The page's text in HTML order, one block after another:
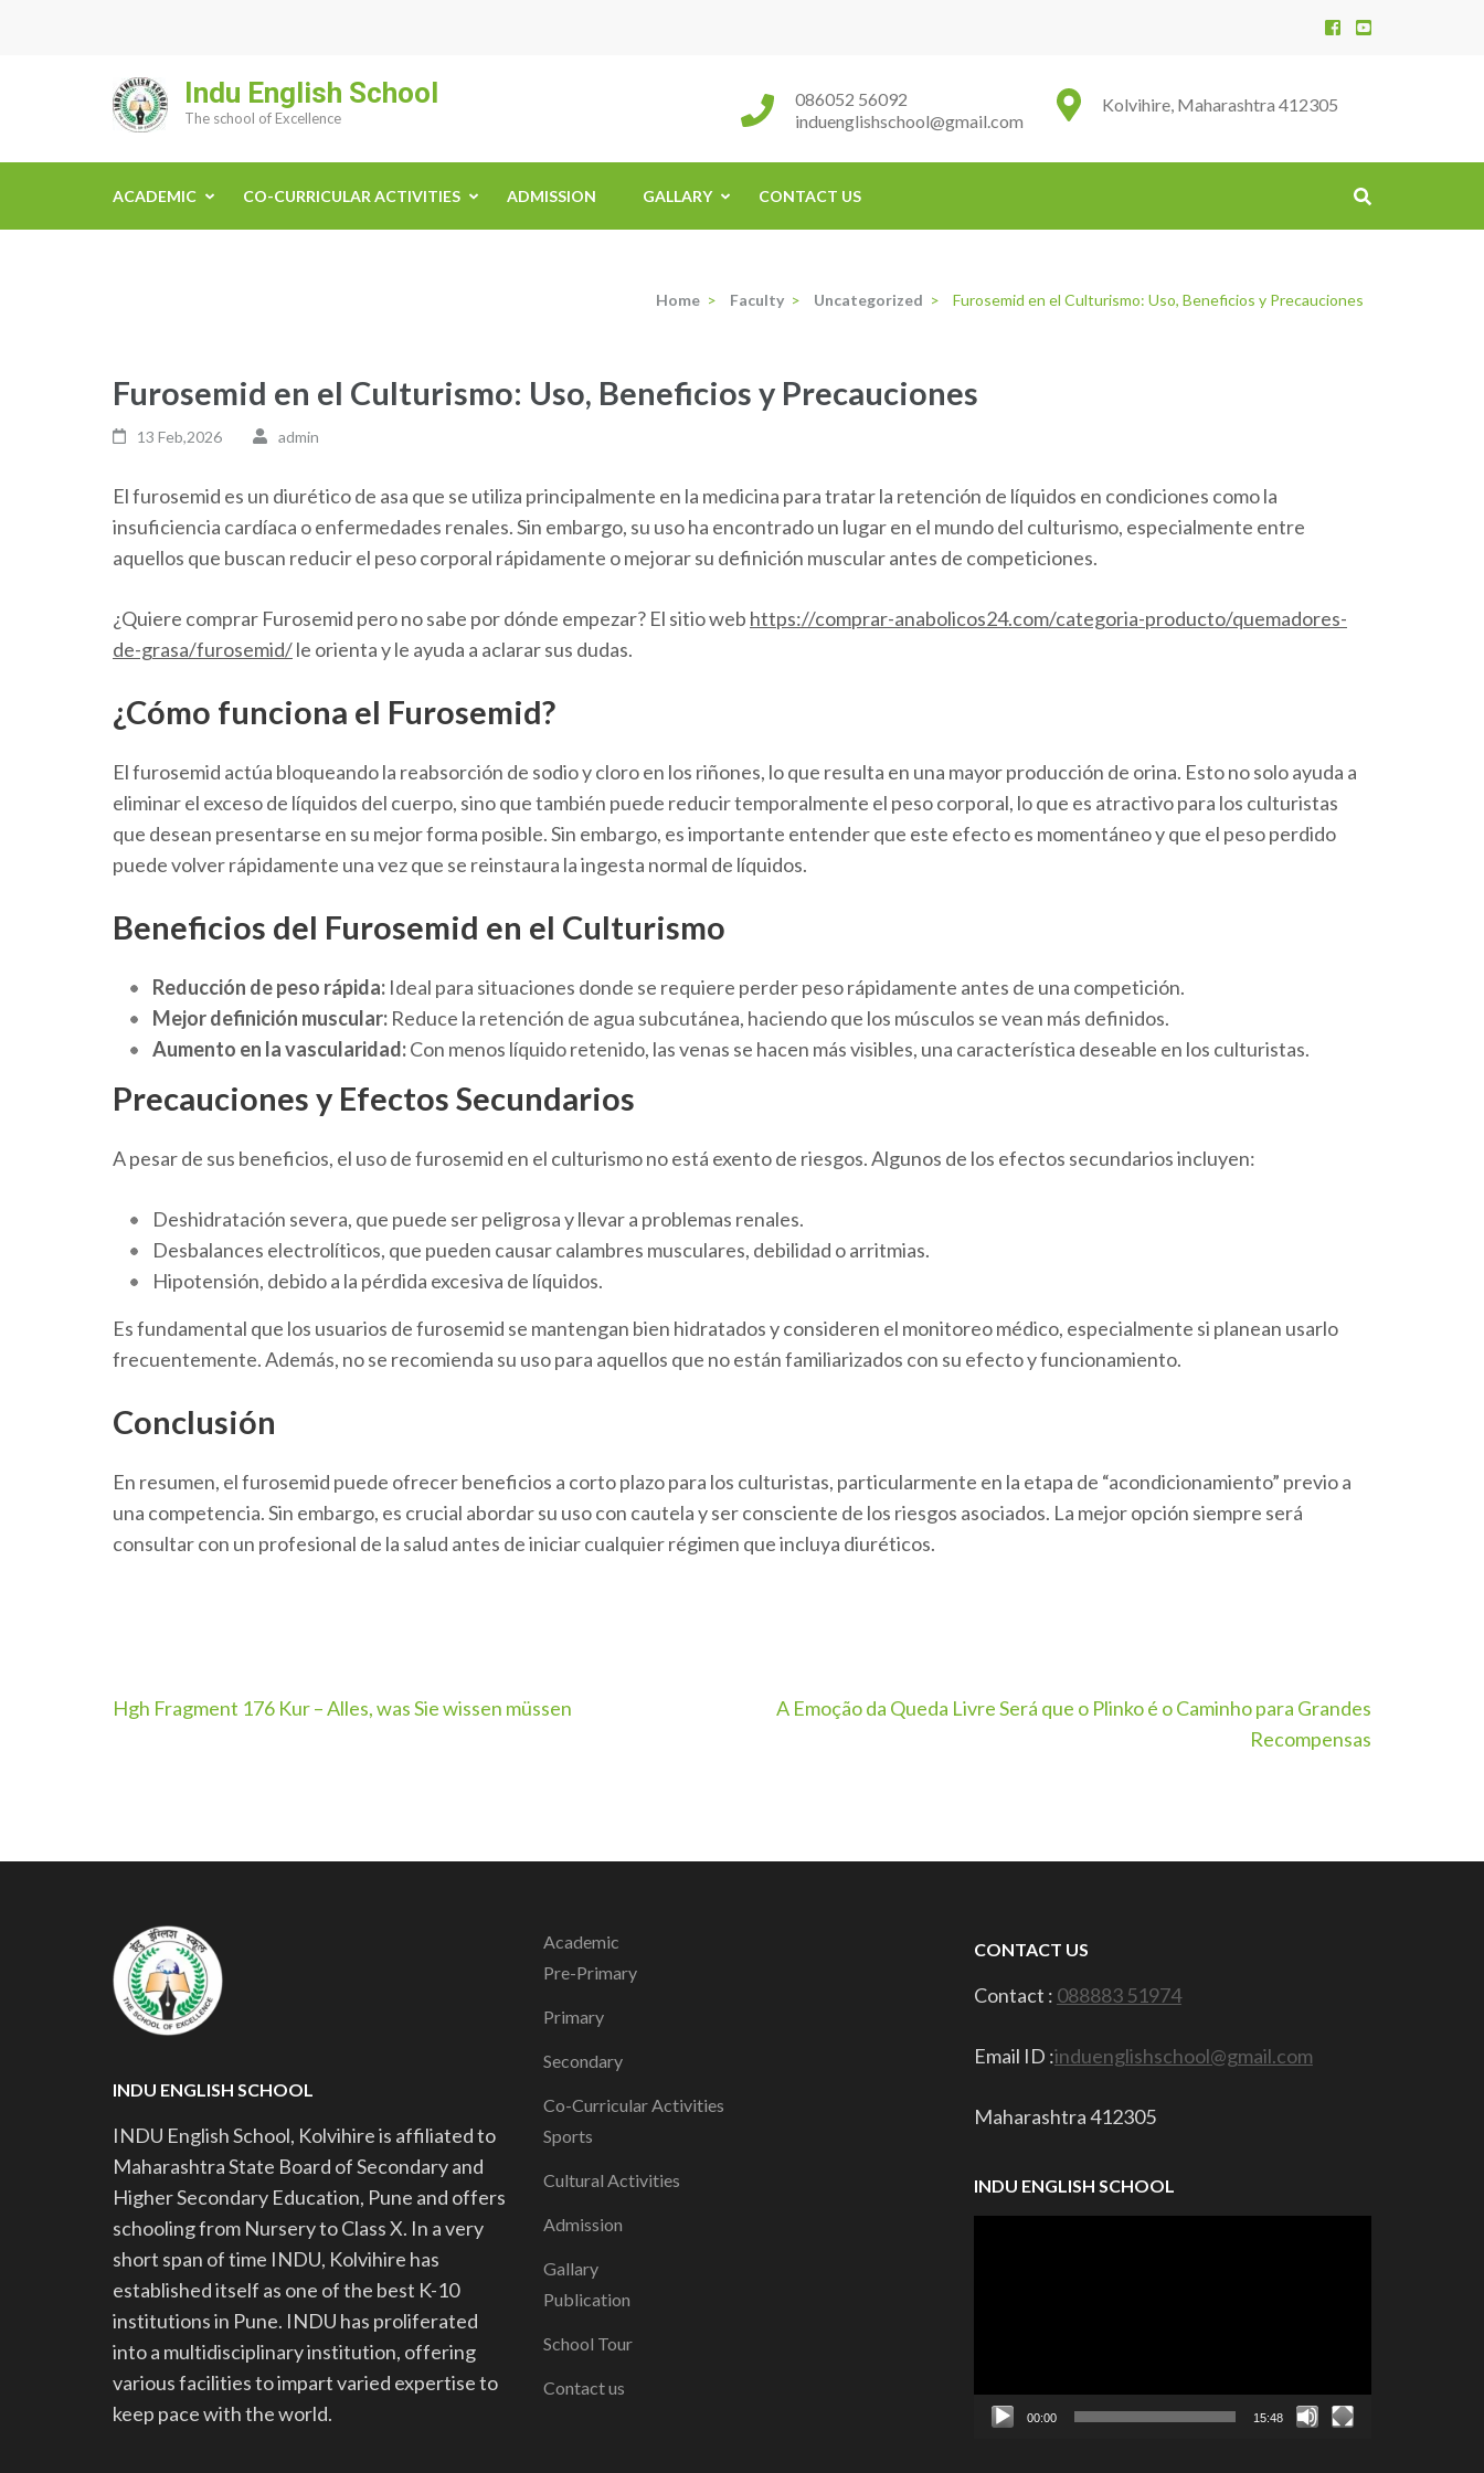
Indu English School
The school of Excellence
Kolvihire, Maharashtra 412305
086052 56092
induenglishschool@gmail.com
ACADEMIC CO-CURRICULAR ACTIVITIES ADMISSION GALLARY CONTACT US
Home > Faculty > Uncategorized > Furosemid en el Culturismo: Uso, Beneficios y Precauciones
Furosemid en el Culturismo: Uso, Beneficios y Precauciones
13 Feb,2026 admin
El furosemid es un diurético de asa que se utiliza principalmente en la medicina para tratar la retención de líquidos en condiciones como la
insuficiencia cardíaca o enfermedades renales. Sin embargo, su uso ha encontrado un lugar en el mundo del culturismo, especialmente entre
aquellos que buscan reducir el peso corporal rápidamente o mejorar su definición muscular antes de competiciones.
¿Quiere comprar Furosemid pero no sabe por dónde empezar? El sitio web https://comprar-anabolicos24.com/categoria-producto/quemadores-
de-grasa/furosemid/le orienta y le ayuda a aclarar sus dudas.
¿Cómo funciona el Furosemid?
El furosemid actúa bloqueando la reabsorción de sodio y cloro en los riñones, lo que resulta en una mayor producción de orina. Esto no solo ayuda a
eliminar el exceso de líquidos del cuerpo, sino que también puede reducir temporalmente el peso corporal, lo que es atractivo para los culturistas
que desean presentarse en su mejor forma posible. Sin embargo, es importante entender que este efecto es momentáneo y que el peso perdido
puede volver rápidamente una vez que se reinstaura la ingesta normal de líquidos.
Beneficios del Furosemid en el Culturismo
Reducción de peso rápida: Ideal para situaciones donde se requiere perder peso rápidamente antes de una competición.
Mejor definición muscular: Reduce la retención de agua subcutánea, haciendo que los músculos se vean más definidos.
Aumento en la vascularidad:Con menos líquido retenido, las venas se hacen más visibles, una característica deseable en los culturistas.
Precauciones y Efectos Secundarios
A pesar de sus beneficios, el uso de furosemid en el culturismo no está exento de riesgos. Algunos de los efectos secundarios incluyen:
Deshidratación severa, que puede ser peligrosa y llevar a problemas renales.
Desbalances electrolíticos, que pueden causar calambres musculares, debilidad o arritmias.
Hipotensión, debido a la pérdida excesiva de líquidos.
Es fundamental que los usuarios de furosemid se mantengan bien hidratados y consideren el monitoreo médico, especialmente si planean usarlo
frecuentemente. Además, no se recomienda su uso para aquellos que no están familiarizados con su efecto y funcionamiento.
Conclusión
En resumen, el furosemid puede ofrecer beneficios a corto plazo para los culturistas, particularmente en la etapa de “acondicionamiento” previo a
una competencia. Sin embargo, es crucial abordar su uso con cautela y ser consciente de los riesgos asociados. La mejor opción siempre será
consultar con un profesional de la salud antes de iniciar cualquier régimen que incluya diuréticos.
Post
Hgh Fragment 176 Kur – Alles, was Sie wissen müssen
A Emoção da Queda Livre Será que o Plinko é o Caminho para Grandes
Recompensas
INDU ENGLISH SCHOOL
INDU English School, Kolvihire is affiliated to
Maharashtra State Board of Secondary and
Higher Secondary Education, Pune and offers
schooling from Nursery to Class X. In a very
short span of time INDU, Kolvihire has
established itself as one of the best K-10
institutions in Pune. INDU has proliferated
into a multidisciplinary institution, offering
various facilities to impart varied expertise to
keep pace with the world.
Academic
Pre-Primary
Primary
Secondary
Co-Curricular Activities
Sports
Cultural Activities
Admission
Gallary
Publication
School Tour
Contact us
CONTACT US
Contact : 088883 51974
Email ID :induenglishschool@gmail.com
Maharashtra 412305
INDU ENGLISH SCHOOL
00:00 15:48